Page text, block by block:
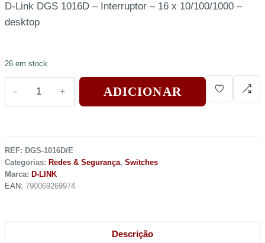
D-Link DGS 1016D – Interruptor – 16 x 10/100/1000 –
desktop
26 em stock
ADICIONAR
REF: DGS-1016D/E
Categorias: Redes & Segurança, Switches
Marca: D-LINK
EAN: 790069269974
Descrição